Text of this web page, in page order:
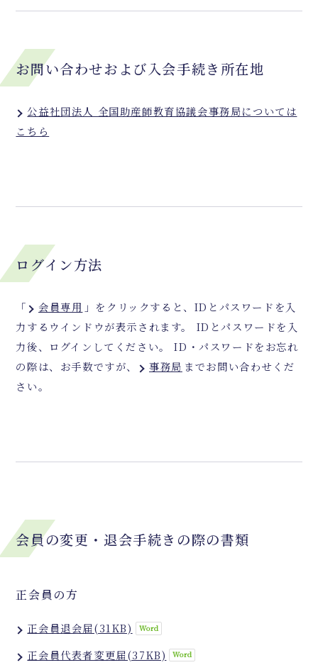
お問い合わせおよび入会手続き所在地
公益社団法人 全国助産師教育協議会事務局については
こちら
ログイン方法
「 会員専用 」をクリックすると、IDとパスワードを入
力するウインドウが表示されます。 IDとパスワードを入
力後、ログインしてください。 ID・パスワードをお忘れ
の際は、お手数ですが、
事務局 までお問い合わせくだ
さい。
会員の変更・退会手続きの際の書類
正会員の方
正会員退会届(31KB)
正会員代表者変更届(37KB)